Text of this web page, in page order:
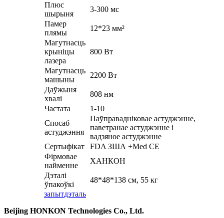
Плюс
шырыня
3-300 мс
Памер
плямы
12*23 мм²
Магутнасць
крыніцы
лазера
800 Вт
Магутнасць
машыны
2200 Вт
Даўжыня
хвалі
808 нм
Частата
1-10
Спосаб
астуджэння
Паўправадніковае астуджэнне,
паветранае астуджэнне і
вадзяное астуджэнне
Сертыфікат
FDA ЗША +Med CE
Фірмовае
найменне
ХАНКОН
Дэталі
ўпакоўкі
48*48*138 см, 55 кг
запытдэталь
Beijing HONKON Technologies Co., Ltd.